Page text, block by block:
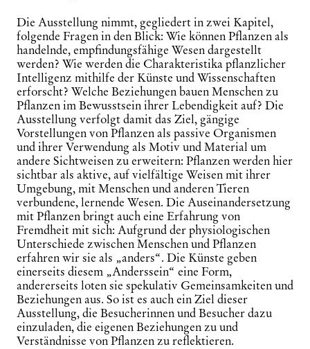
Die Ausstellung nimmt, gegliedert in zwei Kapitel,
folgende Fragen in den Blick: Wie können Pflanzen als
handelnde, empfindungsfähige Wesen dargestellt
werden? Wie werden die Charakteristika pflanzlicher
Intelligenz mithilfe der Künste und Wissenschaften
erforscht? Welche Beziehungen bauen Menschen zu
Pflanzen im Bewusstsein ihrer Lebendigkeit auf? Die
Ausstellung verfolgt damit das Ziel, gängige
Vorstellungen von Pflanzen als passive Organismen
und ihrer Verwendung als Motiv und Material um
andere Sichtweisen zu erweitern: Pflanzen werden hier
sichtbar als aktive, auf vielfältige Weisen mit ihrer
Umgebung, mit Menschen und anderen Tieren
verbundene, lernende Wesen. Die Auseinandersetzung
mit Pflanzen bringt auch eine Erfahrung von
Fremdheit mit sich: Aufgrund der physiologischen
Unterschiede zwischen Menschen und Pflanzen
erfahren wir sie als „anders“. Die Künste geben
einerseits diesem „Anderssein“ eine Form,
andererseits loten sie spekulativ Gemeinsamkeiten und
Beziehungen aus. So ist es auch ein Ziel dieser
Ausstellung, die Besucherinnen und Besucher dazu
einzuladen, die eigenen Beziehungen zu und
Verständnisse von Pflanzen zu reflektieren.